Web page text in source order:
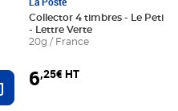
Ajouter au panier
Collector 4 timbres - Le Petit
- Lettre Verte
20g / France
6,25€ HT